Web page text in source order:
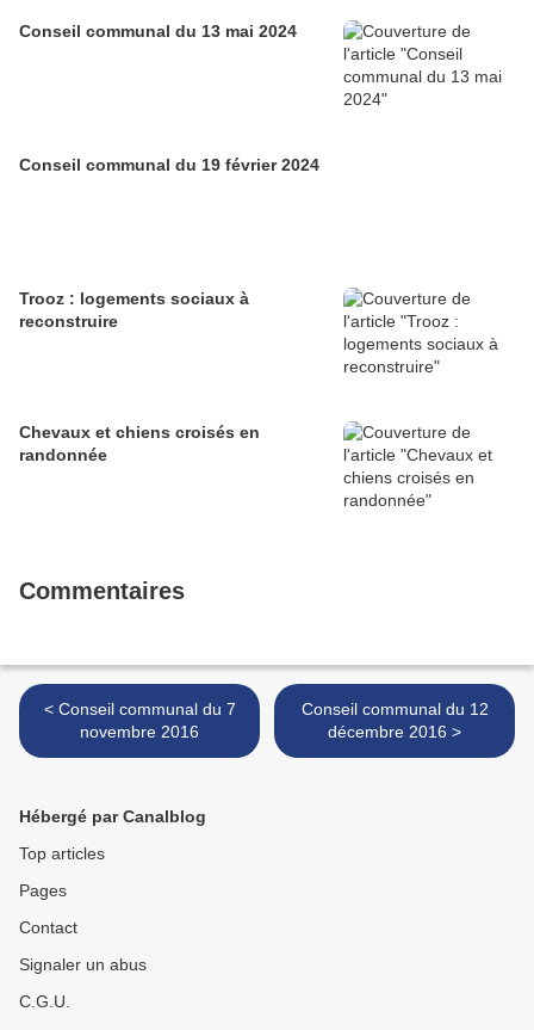
Conseil communal du 13 mai 2024
Conseil communal du 19 février 2024
Trooz : logements sociaux à
reconstruire
Chevaux et chiens croisés en
randonnée
Commentaires
< Conseil communal du 7
novembre 2016
Conseil communal du 12
décembre 2016 >
Hébergé par Canalblog
Top articles
Pages
Contact
Signaler un abus
C.G.U.